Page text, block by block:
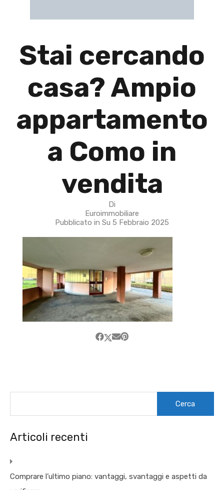
Stai cercando
casa? Ampio
appartamento
a Como in
vendita
Di
Euroimmobiliare
Pubblicato in Su 5 Febbraio 2025
Articoli recenti
Comprare l’ultimo piano: vantaggi, svantaggi e aspetti da